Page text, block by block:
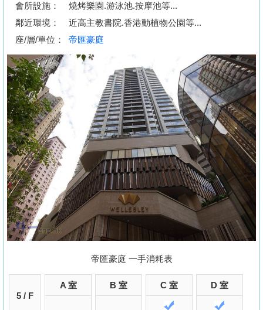
產
博
客
地
產
新
聞
數
據
公
佈
置
業
關
會所設施：
燒烤樂園.游泳池.按摩池等...
鄰近環境：
近高主教書院.香港動植物公園等...
座/層/單位：
帝匯豪庭
帝匯豪庭 一手消耗表
5 / F
A 室 B 室 C 室 D 室